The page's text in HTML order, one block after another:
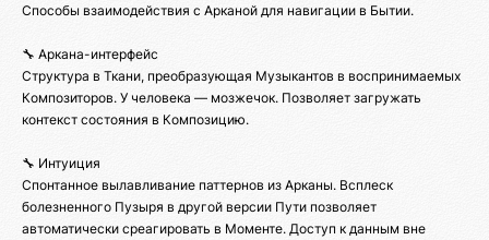
Способы взаимодействия с Арканой для навигации в Бытии.
🔧 Аркана-интерфейс
Структура в Ткани, преобразующая Музыкантов в воспринимаемых
Композиторов. У человека — мозжечок. Позволяет загружать
контекст состояния в Композицию.
🔧 Интуиция
Спонтанное вылавливание паттернов из Арканы. Всплеск
болезненного Пузыря в другой версии Пути позволяет
автоматически среагировать в Моменте. Доступ к данным вне